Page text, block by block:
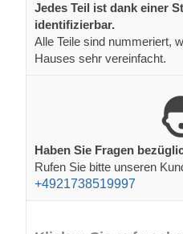
Jedes Teil ist dank einer
identifizierbar.
Alle Teile sind nummeriert,
Hauses sehr vereinfacht.
Haben Sie Fragen
Rufen Sie bitte unseren
+4921738519997